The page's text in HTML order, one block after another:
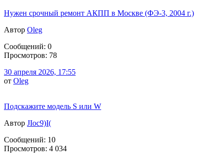
Нужен срочный ремонт АКПП в Москве (ФЭ-3, 2004 г.)
Автор Oleg
Сообщений: 0
Просмотров: 78
30 апреля 2026, 17:55
от Oleg
Подскажите модель S или W
Автор JIoc9)I(
Сообщений: 10
Просмотров: 4 034